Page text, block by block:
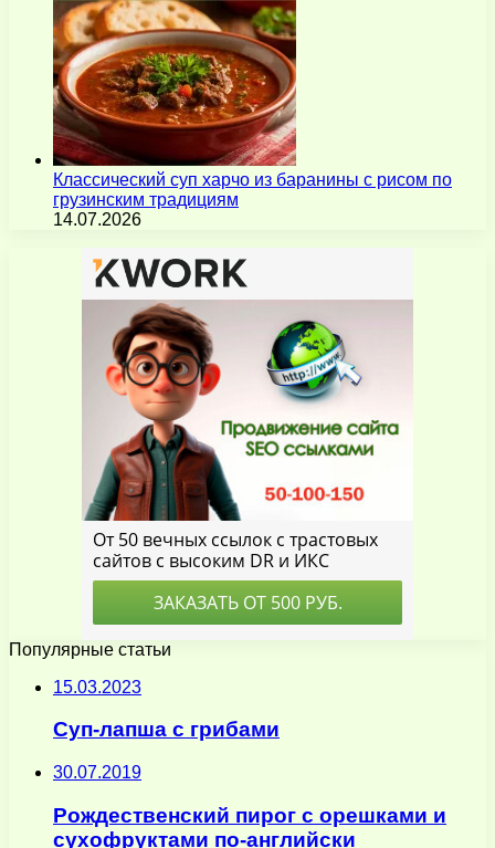
Классический суп харчо из баранины с рисом по
грузинским традициям
14.07.2026
Популярные статьи
15.03.2023
Суп-лапша с грибами
30.07.2019
Рождественский пирог с орешками и
сухофруктами по-английски